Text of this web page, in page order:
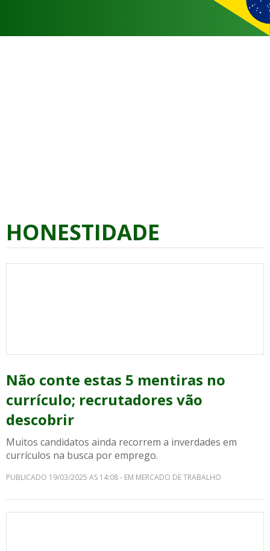
HONESTIDADE
Não conte estas 5 mentiras no
currículo; recrutadores vão
descobrir
Muitos candidatos ainda recorrem a inverdades em
currículos na busca por emprego.
PUBLICADO 19/03/2025 AS 14:08 - EM MERCADO DE TRABALHO